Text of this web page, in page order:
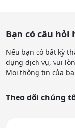
Bạn có câu hỏi
Nếu bạn có bất kỳ
dụng dịch vụ, vui
Mọi thông tin của
Theo dõi chúng